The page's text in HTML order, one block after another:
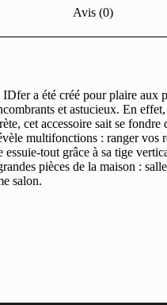
Avis (0)
a été créé pour plaire aux
et astucieux. En
cet accessoire sait se fondre
multifonctions : ranger vos
essuie-tout grâce à sa tige
pièces de la maison :
salon.